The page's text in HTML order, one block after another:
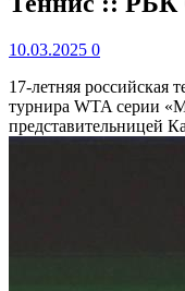
10.03.2025 0
17-летняя российская
турнира WTA серии
представительницей